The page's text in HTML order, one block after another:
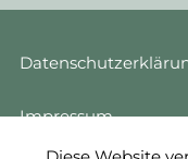
Impressum